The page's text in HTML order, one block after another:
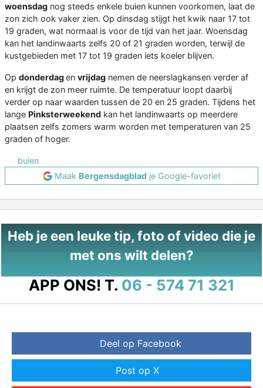
woensdag nog steeds enkele buien kunnen voorkomen, laat de
zon zich ook vaker zien. Op dinsdag stijgt het kwik naar 17 tot
19 graden, wat normaal is voor de tijd van het jaar. Woensdag
kan het landinwaarts zelfs 20 of 21 graden worden, terwijl de
kustgebieden met 17 tot 19 graden iets koeler blijven.
Op donderdagen vrijdag nemen de neerslagkansen verder af
en krijgt de zon meer ruimte. De temperatuur loopt daarbij
verder op naar waarden tussen de 20 en 25 graden. Tijdens het
lange Pinksterweekend kan het landinwaarts op meerdere
plaatsen zelfs zomers warm worden met temperaturen van 25
graden of hoger.
buien
Maak Bergensdagbladje Google-favoriet
Heb je een leuke tip, foto of video die je
met ons wilt delen?
APP ONS! T. 06 - 574 71 321
Deel op Facebook
Post op X